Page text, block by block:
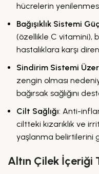
hücrelerin
Bağışıklık Sistemi
(özellikle C vitamini),
hastalıklara karşı
Sindirim Sistemi
zengin olması
bağırsak sağlığını
Cilt Sağlığı: Anti-
ciltteki kızarıklık ve
yaşlanma belirtilerini
Altın Çilek İçeriği